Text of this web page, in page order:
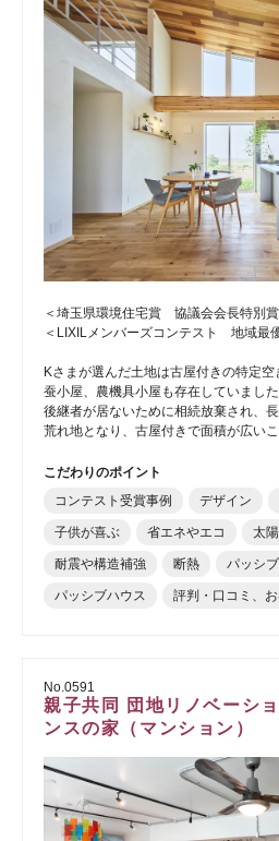
＜埼玉県環境住宅賞 協議会会長特別賞
＜LIXILメンバーズコンテスト 地域最
Kさまが選んだ土地は古屋付きの特定
蚕小屋、農機具小屋も存在していました
後継者が居ないために相続放棄され、
荒れ地となり、古屋付きで面積が広い
こだわりのポイント
コンテスト受賞事例
デザイン
子供が喜ぶ 省エネやエコ 太
耐震や構造補強 断熱 パッシ
パッシブハウス 評判・口コミ、
No.0591
親子共同 団地リノベーシ
ンスの家（マンション）